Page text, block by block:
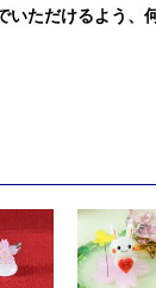
ただけるよう、